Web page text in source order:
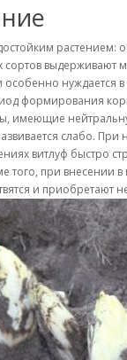
растением:
сортов выдерживают
особенно нуждается
формирования
имеющие
слабо. При
витлуф быстро
того, при внесении в
и приобретают